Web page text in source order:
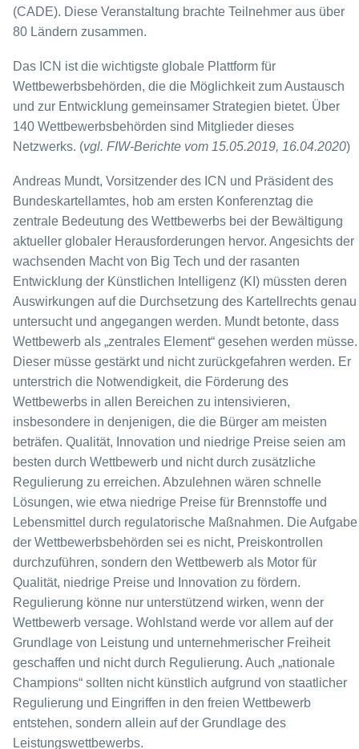
(CADE). Diese Veranstaltung brachte Teilnehmer aus über
80 Ländern zusammen.
Das ICN ist die wichtigste globale Plattform für
Wettbewerbsbehörden, die die Möglichkeit zum Austausch
und zur Entwicklung gemeinsamer Strategien bietet. Über
140 Wettbewerbsbehörden sind Mitglieder dieses
Netzwerks. (vgl. FIW-Berichte vom 15.05.2019, 16.04.2020)
Andreas Mundt, Vorsitzender des ICN und Präsident des
Bundeskartellamtes, hob am ersten Konferenztag die
zentrale Bedeutung des Wettbewerbs bei der Bewältigung
aktueller globaler Herausforderungen hervor. Angesichts der
wachsenden Macht von Big Tech und der rasanten
Entwicklung der Künstlichen Intelligenz (KI) müssten deren
Auswirkungen auf die Durchsetzung des Kartellrechts genau
untersucht und angegangen werden. Mundt betonte, dass
Wettbewerb als „zentrales Element“ gesehen werden müsse.
Dieser müsse gestärkt und nicht zurückgefahren werden. Er
unterstrich die Notwendigkeit, die Förderung des
Wettbewerbs in allen Bereichen zu intensivieren,
insbesondere in denjenigen, die die Bürger am meisten
beträfen. Qualität, Innovation und niedrige Preise seien am
besten durch Wettbewerb und nicht durch zusätzliche
Regulierung zu erreichen. Abzulehnen wären schnelle
Lösungen, wie etwa niedrige Preise für Brennstoffe und
Lebensmittel durch regulatorische Maßnahmen. Die Aufgabe
der Wettbewerbsbehörden sei es nicht, Preiskontrollen
durchzuführen, sondern den Wettbewerb als Motor für
Qualität, niedrige Preise und Innovation zu fördern.
Regulierung könne nur unterstützend wirken, wenn der
Wettbewerb versage. Wohlstand werde vor allem auf der
Grundlage von Leistung und unternehmerischer Freiheit
geschaffen und nicht durch Regulierung. Auch „nationale
Champions“ sollten nicht künstlich aufgrund von staatlicher
Regulierung und Eingriffen in den freien Wettbewerb
entstehen, sondern allein auf der Grundlage des
Leistungswettbewerbs.